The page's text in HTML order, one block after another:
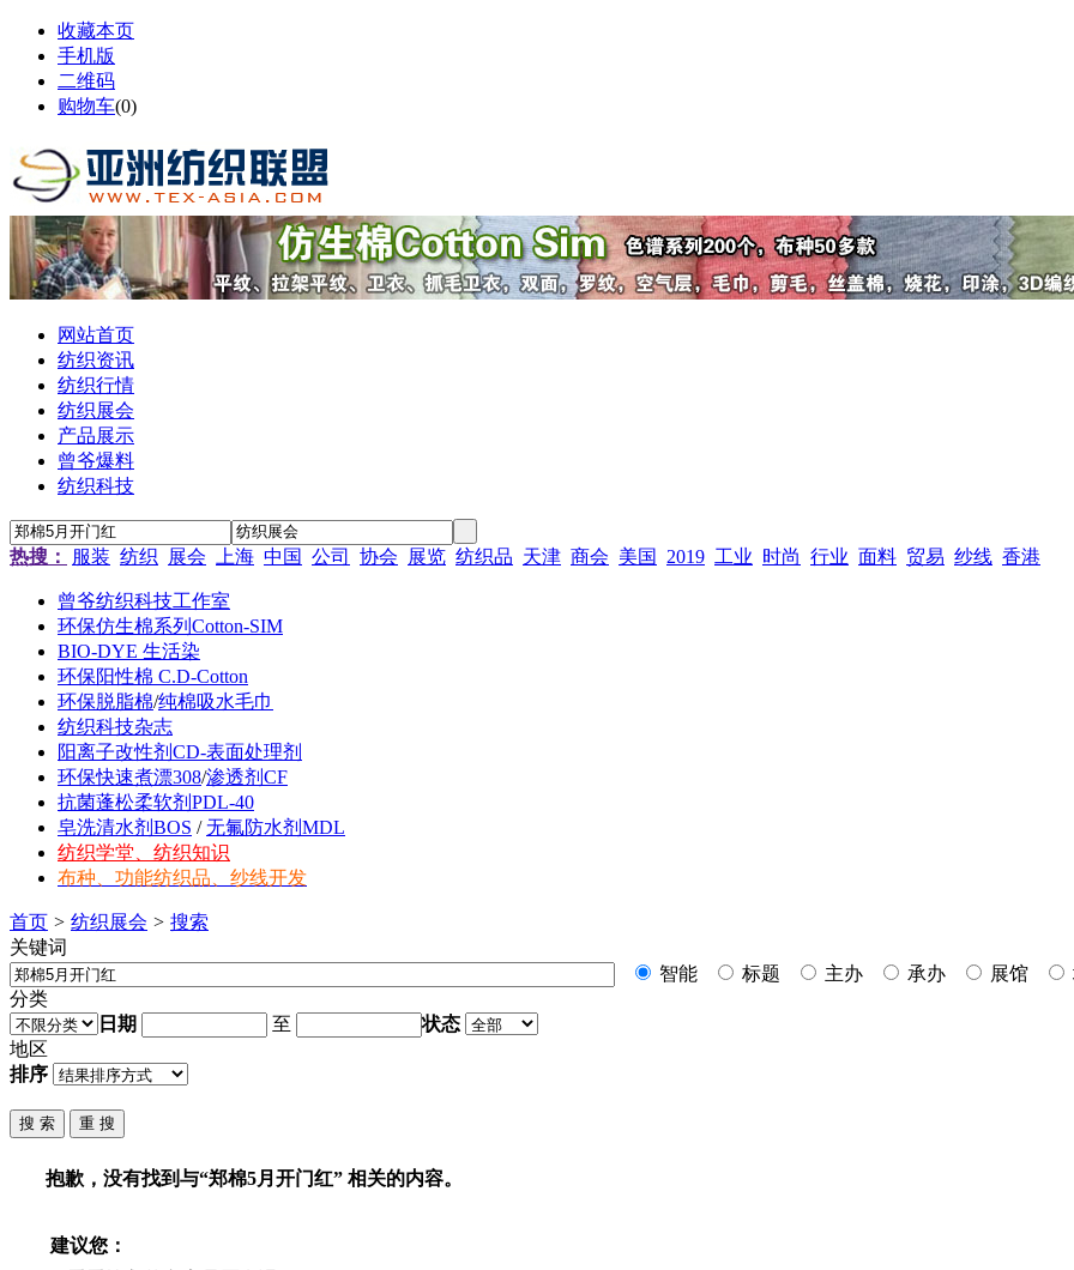
收藏本页
手机版
二维码
购物车(0)
网站首页
纺织资讯
纺织行情
纺织展会
产品展示
曾爷爆料
纺织科技
热搜： 服装 纺织 展会 上海 中国 公司 协会 展览 纺织品 天津 商会 美国 2019 工业 时尚 行业 面料 贸易 纱线 香港
曾爷纺织科技工作室
环保仿生棉系列Cotton-SIM
BIO-DYE 生活染
环保阳性棉 C.D-Cotton
环保脱脂棉/纯棉吸水毛巾
纺织科技杂志
阳离子改性剂CD-表面处理剂
环保快速煮漂308/渗透剂CF
抗菌蓬松柔软剂PDL-40
皂洗清水剂BOS /无氟防水剂MDL
纺织学堂、纺织知识
布种、功能纺织品、纱线开发
首页 > 纺织展会 > 搜索
关键词
智能
标题 主办 承办 展馆
分类
日期
至
状态
地区
排序
抱歉，没有找到与“郑棉5月开门红” 相关的内容。
建议您：